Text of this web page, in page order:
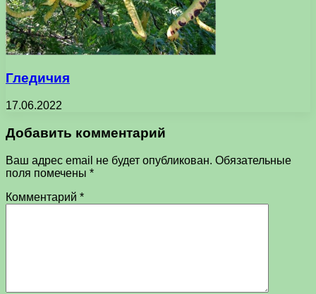
Гледичия
17.06.2022
Добавить комментарий
Ваш адрес email не будет опубликован. Обязательные
поля помечены *
Комментарий *